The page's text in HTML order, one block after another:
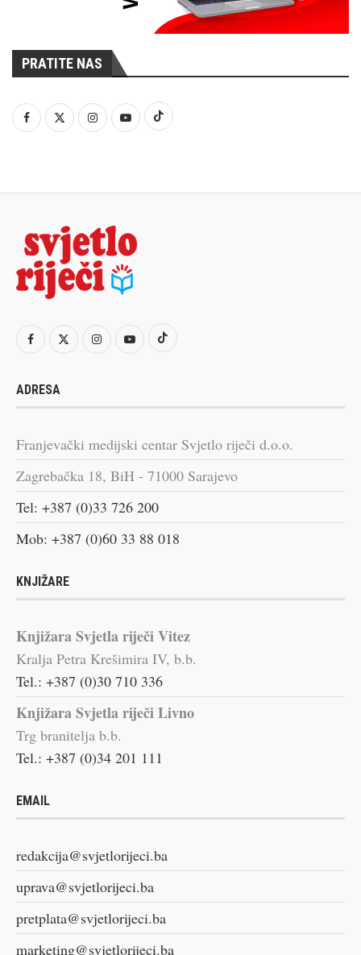
PRATITE NAS
ADRESA
Franjevački medijski centar Svjetlo riječi d.o.o.
Zagrebačka 18, BiH - 71000 Sarajevo
Tel: +387 (0)33 726 200
Mob: +387 (0)60 33 88 018
KNJIŽARE
Knjižara Svjetla riječi Vitez
Kralja Petra Krešimira IV, b.b.
Tel.: +387 (0)30 710 336
Knjižara Svjetla riječi Livno
Trg branitelja b.b.
Tel.: +387 (0)34 201 111
EMAIL
redakcija@svjetlorijeci.ba
uprava@svjetlorijeci.ba
pretplata@svjetlorijeci.ba
marketing@svjetlorijeci.ba